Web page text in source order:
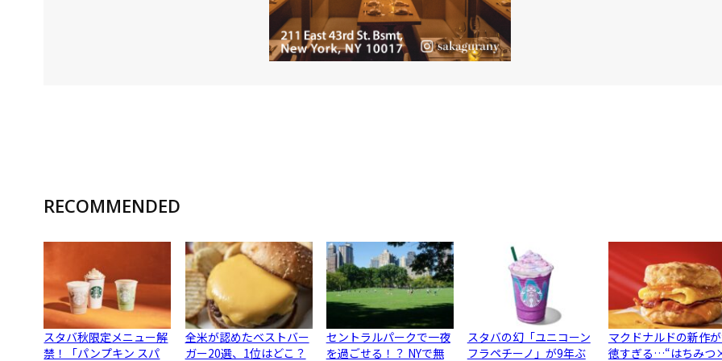
RECOMMENDED
スタバ秋限定メニュー解
禁！「パンプキン スパ
全米が認めたベストバー
ガー20選、1位はどこ？
セントラルパークで一夜
を過ごせる！？ NYで無
スタバの幻「ユニコーン
フラペチーノ」が9年ぶ
マクドナルドの新作
徳すぎる…“はちみ